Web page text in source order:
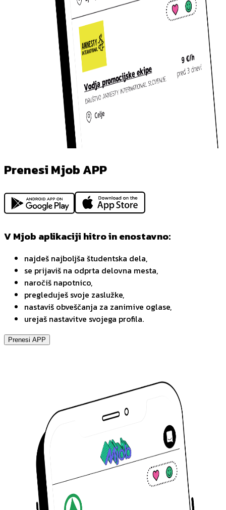
Prenesi Mjob APP
V Mjob aplikaciji hitro in enostavno:
najdeš najboljša študentska dela,
se prijaviš na odprta delovna mesta,
naročiš napotnico,
pregleduješ svoje zaslužke,
nastaviš obveščanja za zanimive oglase,
urejaš nastavitve svojega profila.
Prenesi APP